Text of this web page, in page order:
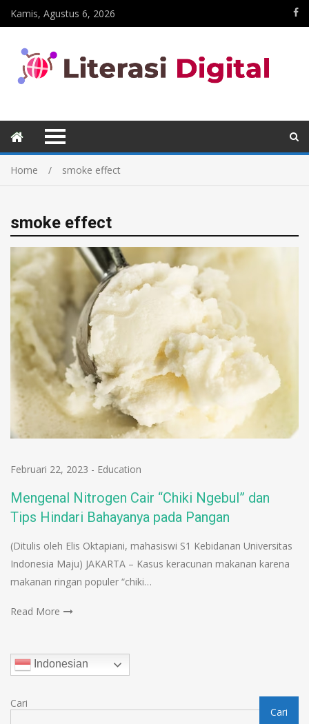
Kamis, Agustus 6, 2026
Home smoke effect
smoke effect
Februari 22, 2023 - Education
Mengenal Nitrogen Cair “Chiki Ngebul” dan
Tips Hindari Bahayanya pada Pangan
(Ditulis oleh Elis Oktapiani, mahasiswi S1 Kebidanan Universitas
Indonesia Maju) JAKARTA – Kasus keracunan makanan karena
makanan ringan populer “chiki…
Read More
Indonesian
Cari
Cari